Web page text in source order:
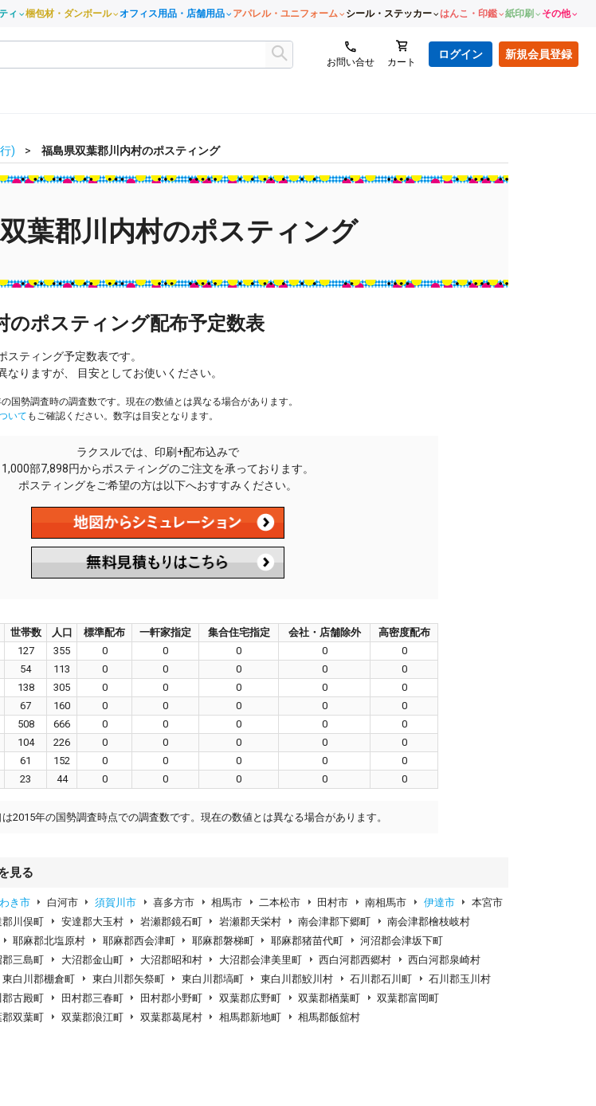
ィ 梱包材・ダンボール オフィス用品・店舗用品 アパレル・ユニフォーム シール・ステッカー はんこ・印鑑 紙印刷 その他
お問い合せ カート
ログイン 新規会員登録
) 福島県双葉郡川内村のポスティング
葉郡川内村のポスティング
のポスティング配布予定数表
ティング予定数表です。
りますが、 目安としてお使いください。
勢調査時の調査数です。現在の数値とは異なる場合があります。
いて もご確認ください。数字は目安となります。
ラクスルでは、印刷+配布込みで
1,000部7,898円からポスティングのご注文を承っております。
ポスティングをご希望の方は以下へおすすみください。
世帯数 人口 標準配布 一軒家指定 集合住宅指定 会社・店舗除外
高密度配布
127 355 0 0 0 0
0
54 113 0 0 0 0
0
138 305 0 0 0 0
0
67 160 0 0 0 0
0
508 666 0 0 0 0
0
104 226 0 0 0 0
0
61 152 0 0 0 0
0
23 44 0 0 0 0 0
2015年の国勢調査時点での調査数です。現在の数値とは異なる場合があります。
見る
き市 白河市 須賀川市 喜多方市 相馬市 二本松市 田村市 南相馬市 伊達市
本宮市
郡川俣町 安達郡大玉村 岩瀬郡鏡石町 岩瀬郡天栄村 南会津郡下郷町
南会津郡檜枝岐村
耶麻郡北塩原村 耶麻郡西会津町 耶麻郡磐梯町 耶麻郡猪苗代町
河沼郡会津坂下町
郡三島町 大沼郡金山町 大沼郡昭和村 大沼郡会津美里町 西白河郡西郷村
西白河郡泉崎村
東白川郡棚倉町 東白川郡矢祭町 東白川郡塙町 東白川郡鮫川村 石川郡石川町
石川郡玉川村
郡古殿町 田村郡三春町 田村郡小野町 双葉郡広野町 双葉郡楢葉町
双葉郡富岡町
郡双葉町 双葉郡浪江町 双葉郡葛尾村 相馬郡新地町 相馬郡飯舘村